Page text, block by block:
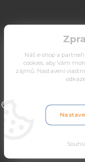
Upravit sběr cookies.
Náš e-shop a
cookies, aby Vám
zájmů. Nastavení